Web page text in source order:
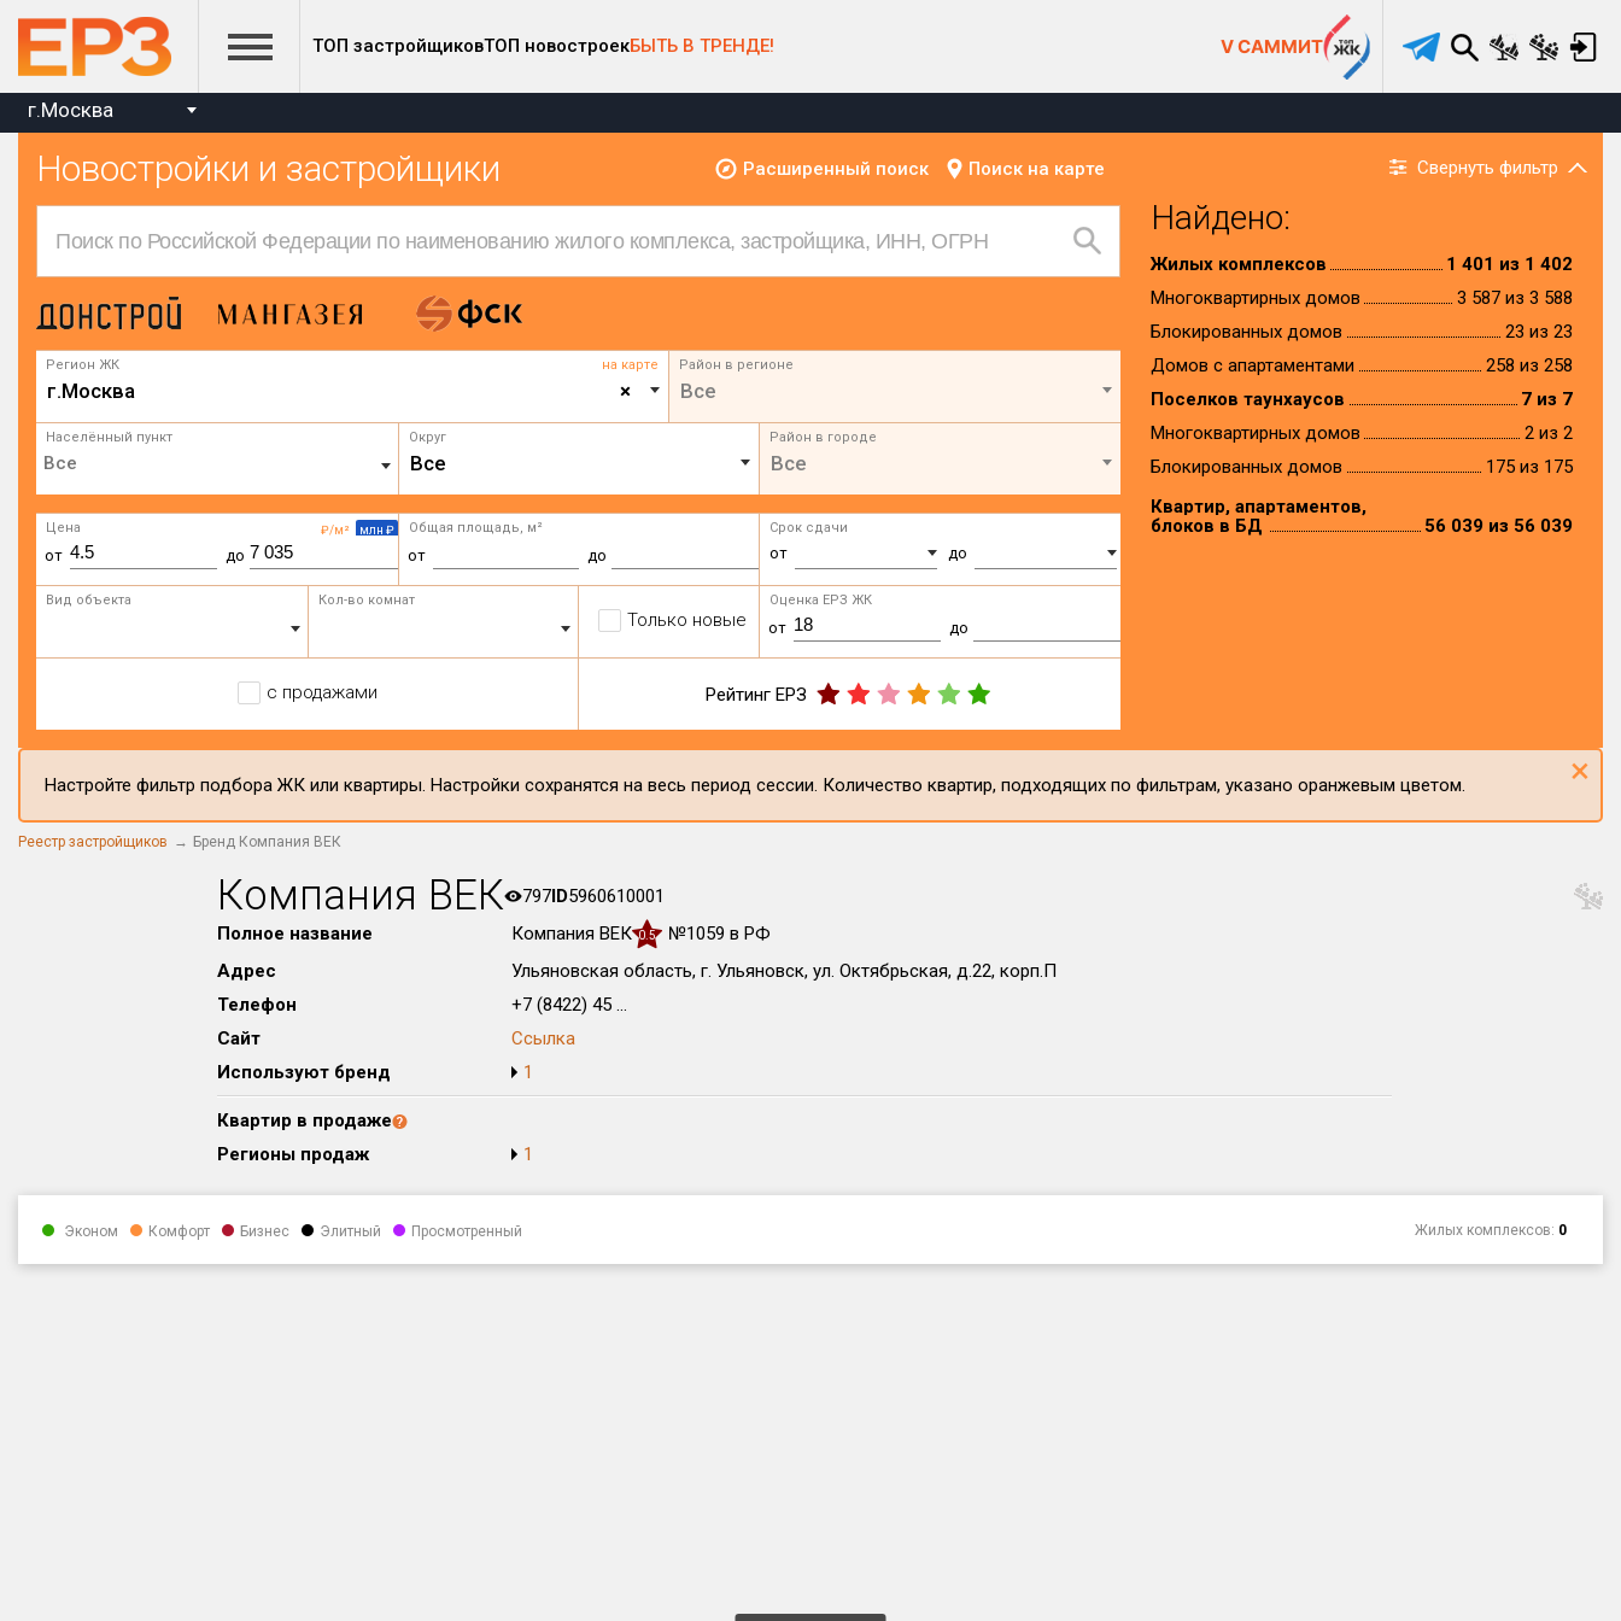
ТОП застройщиковТОП новостроекБЫТЬ В ТРЕНДЕ! V САММИТ
г.Москва
Новостройки и застройщики Расширенный поиск Поиск на карте Свернуть фильтр
Регион ЖК на карте
×
г.Москва
Район в регионе
Все
Населённый пункт Округ
Все
Район в городе
Все
₽/м² млн ₽
Цена
от до
Общая площадь, м²
от до
Срок сдачи
от до
Вид объекта Кол-во комнат
Только новые
Оценка ЕРЗ ЖК
от до
с продажами Рейтинг ЕРЗ
Найдено:
Жилых комплексов
1 401 из 1 402
Многоквартирных домов
3 587 из 3 588
Блокированных домов
23 из 23
Домов с апартаментами
258 из 258
Поселков таунхаусов
7 из 7
Многоквартирных домов
2 из 2
Блокированных домов
175 из 175
Квартир, апартаментов,
блоков в БД
56 039 из 56 039
Настройте фильтр подбора ЖК или квартиры. Настройки сохранятся на весь период сессии. Количество квартир, подходящих по фильтрам, указано оранжевым цветом. ×
Реестр застройщиков Бренд Компания ВЕК
Компания ВЕК 797ID5960610001
Полное название
Компания ВЕК 0.5
№1059 в РФ
Адрес
Ульяновская область, г. Ульяновск, ул. Октябрьская, д.22, корп.П
Телефон
+7 (8422) 45 ...
Сайт
Ссылка
Используют бренд
1
Квартир в продаже
Регионы продаж
1
Эконом Комфорт Бизнес Элитный Просмотренный Жилых комплексов: 0